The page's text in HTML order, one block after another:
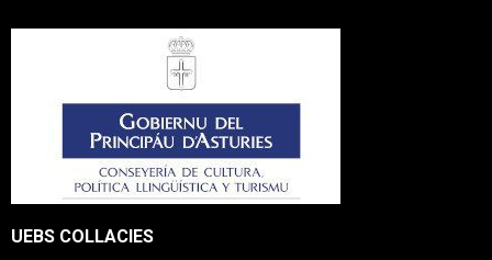
UEBS COLLACIES